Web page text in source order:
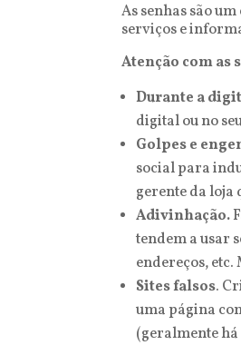
As senhas são
serviços e
Atenção com as
Durante a
digital ou no
Golpes e
social para
gerente da loja
Adivinhação.
tendem a usar
endereços,
Sites falsos.
uma página
(geralmente